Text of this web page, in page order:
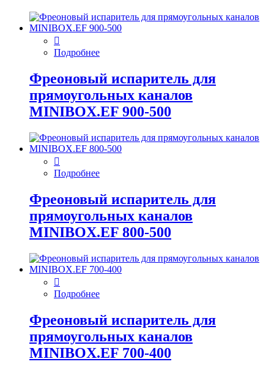
Подробнее
Фреоновый испаритель для
прямоугольных каналов
MINIBOX.EF 900-500
Подробнее
Фреоновый испаритель для
прямоугольных каналов
MINIBOX.EF 800-500
Подробнее
Фреоновый испаритель для
прямоугольных каналов
MINIBOX.EF 700-400